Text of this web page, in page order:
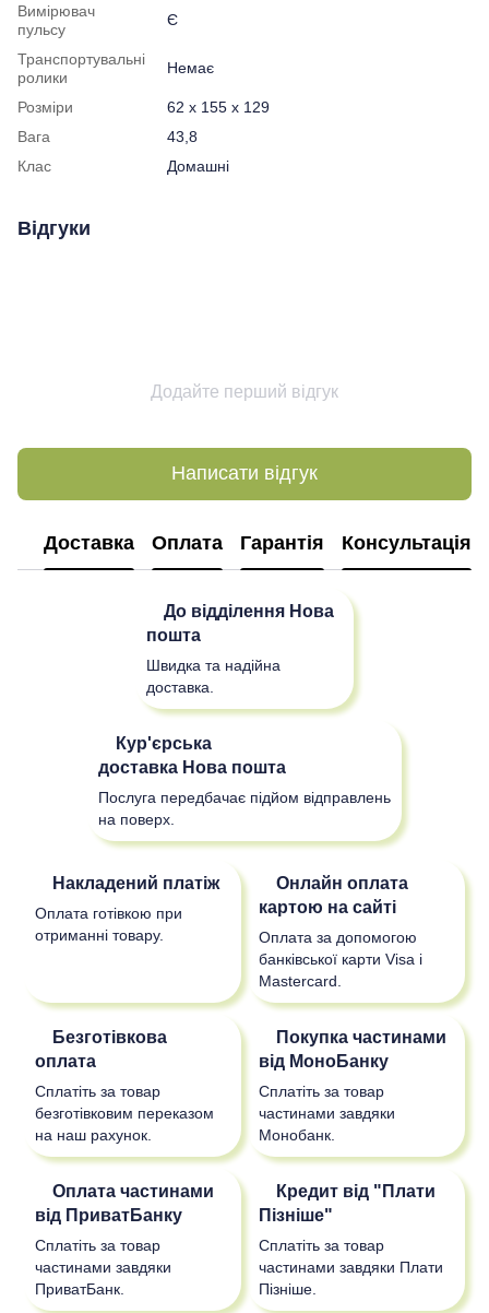
Вимірювач
пульсу
Є
Транспортувальні
ролики
Немає
Розміри
62 x 155 x 129
Вага
43,8
Клас
Домашні
Відгуки
Додайте перший відгук
Написати відгук
Доставка Оплата Гарантія Консультація
До відділення Нова
пошта
Швидка та надійна
доставка.
Кур'єрська
доставка Нова пошта
Послуга передбачає підйом відправлень
на поверх.
Накладений платіж
Оплата готівкою при
отриманні товару.
Онлайн оплата
картою на сайті
Оплата за допомогою
банківської карти Visa і
Mastercard.
Безготівкова
оплата
Сплатіть за товар
безготівковим переказом
на наш рахунок.
Покупка частинами
від МоноБанку
Сплатіть за товар
частинами завдяки
Монобанк.
Оплата частинами
від ПриватБанку
Сплатіть за товар
частинами завдяки
ПриватБанк.
Кредит від "Плати
Пізніше"
Сплатіть за товар
частинами завдяки Плати
Пізніше.